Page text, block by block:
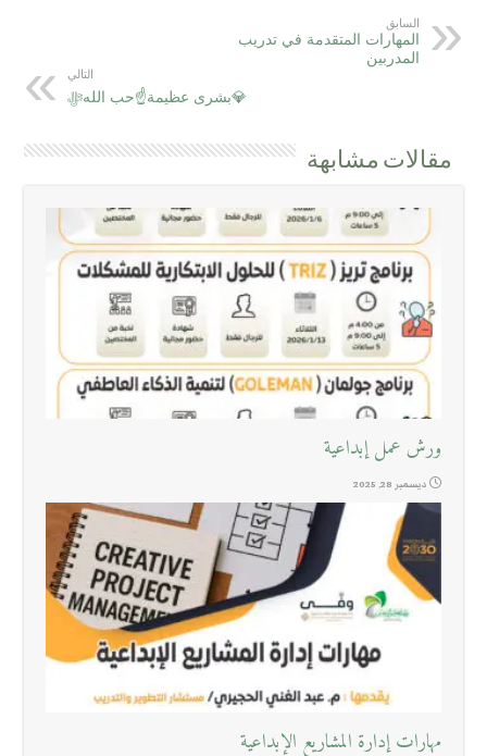
السابق
المهارات المتقدمة في تدريب
المدربين
التالي
💎بشرى عظيمة☝حب اللهﷻ
مقالات مشابهة
ورش عمل إبداعية
ديسمبر 28, 2025
مهارات إدارة المشاريع الإبداعية